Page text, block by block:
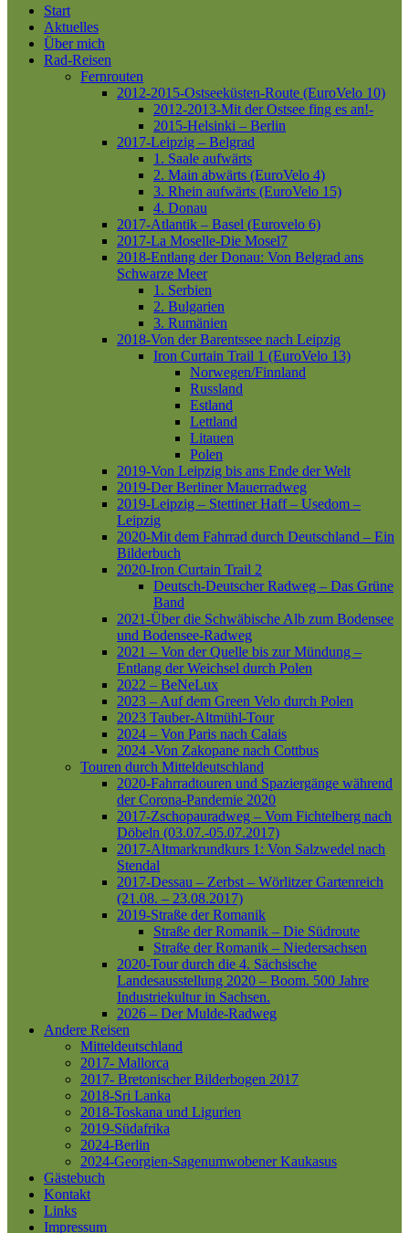
Close
Menu
Start
Aktuelles
Über mich
Rad-Reisen
Fernrouten
2012-2015-Ostseeküsten-Route (EuroVelo 10)
2012-2013-Mit der Ostsee fing es an!-
2015-Helsinki – Berlin
2017-Leipzig – Belgrad
1. Saale aufwärts
2. Main abwärts (EuroVelo 4)
3. Rhein aufwärts (EuroVelo 15)
4. Donau
2017-Atlantik – Basel (Eurovelo 6)
2017-La Moselle-Die Mosel7
2018-Entlang der Donau: Von Belgrad ans
Schwarze Meer
1. Serbien
2. Bulgarien
3. Rumänien
2018-Von der Barentssee nach Leipzig
Iron Curtain Trail 1 (EuroVelo 13)
Norwegen/Finnland
Russland
Estland
Lettland
Litauen
Polen
2019-Von Leipzig bis ans Ende der Welt
2019-Der Berliner Mauerradweg
2019-Leipzig – Stettiner Haff – Usedom –
Leipzig
2020-Mit dem Fahrrad durch Deutschland – Ein
Bilderbuch
2020-Iron Curtain Trail 2
Deutsch-Deutscher Radweg – Das Grüne
Band
2021-Über die Schwäbische Alb zum Bodensee
und Bodensee-Radweg
2021 – Von der Quelle bis zur Mündung –
Entlang der Weichsel durch Polen
2022 – BeNeLux
2023 – Auf dem Green Velo durch Polen
2023 Tauber-Altmühl-Tour
2024 – Von Paris nach Calais
2024 -Von Zakopane nach Cottbus
Touren durch Mitteldeutschland
2020-Fahrradtouren und Spaziergänge während
der Corona-Pandemie 2020
2017-Zschopauradweg – Vom Fichtelberg nach
Döbeln (03.07.-05.07.2017)
2017-Altmarkrundkurs 1: Von Salzwedel nach
Stendal
2017-Dessau – Zerbst – Wörlitzer Gartenreich
(21.08. – 23.08.2017)
2019-Straße der Romanik
Straße der Romanik – Die Südroute
Straße der Romanik – Niedersachsen
2020-Tour durch die 4. Sächsische
Landesausstellung 2020 – Boom. 500 Jahre
Industriekultur in Sachsen.
2026 – Der Mulde-Radweg
Andere Reisen
Mitteldeutschland
2017- Mallorca
2017- Bretonischer Bilderbogen 2017
2018-Sri Lanka
2018-Toskana und Ligurien
2019-Südafrika
2024-Berlin
2024-Georgien-Sagenumwobener Kaukasus
Gästebuch
Kontakt
Links
Impressum